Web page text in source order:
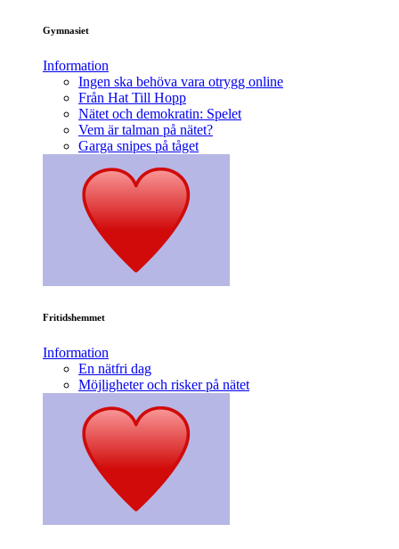
Gymnasiet
Information
Ingen ska behöva vara otrygg online
Från Hat Till Hopp
Nätet och demokratin: Spelet
Vem är talman på nätet?
Garga snipes på tåget
Fritidshemmet
Information
En nätfri dag
Möjligheter och risker på nätet